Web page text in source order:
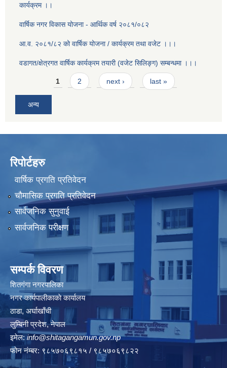
कार्यक्रम ।।
वार्षिक नगर विकास योजना - आर्थिक वर्ष २०८१/०८२
आ.व. २०८१/८२ को वार्षिक योजना / कार्यक्रम तथा वजेट ।।।
वडागत/क्षेत्रगत वार्षिक कार्यक्रम तयारी (वजेट सिलिङ्ग) सम्बन्धमा ।।।
Pages1 2 next › last »
अन्य
रिपोर्टहरु
वार्षिक प्रगति प्रतिवेदन
चौमासिक प्रगति प्रतिवेदन
सार्वजनिक सुनुवाई
सार्वजनिक परीक्षण
सम्पर्क विवरण
शितगंगा नगरपालिका
नगर कार्यपालीकाकाे कार्यालय
ठाडा, अर्घाखाँची
लुम्बिनी प्रदेश, नेपाल
इमेल: info@shitagangamun.gov.np
फोन नंम्बर: ९८५७०६९८१५ / ९८५७०६९८२२